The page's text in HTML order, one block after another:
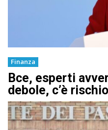
Finanza
Bce, esperti
debole, c’è